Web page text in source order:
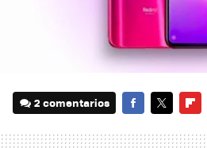
2 comentarios